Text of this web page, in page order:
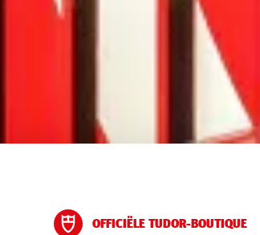
OFFICIËLE TUDOR-BOUTIQUE